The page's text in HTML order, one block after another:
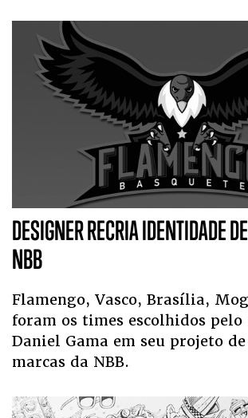
DESIGNER RECRIA IDENTIDADE
NBB
Flamengo, Vasco, Brasília,
foram os times escolhidos pelo
Daniel Gama em seu projeto
marcas da NBB.